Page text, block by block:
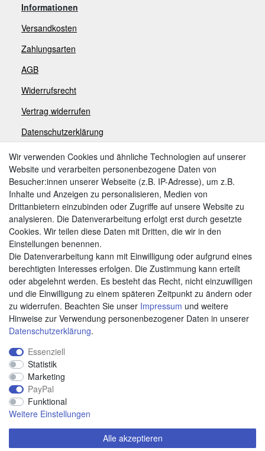
Informationen
Versandkosten
Zahlungsarten
AGB
Widerrufsrecht
Vertrag widerrufen
Datenschutzerklärung
Impressum
Zahlungsarten
Weitere Zahlungsarten:
Kauf auf Rechnung
Vorkasse
Hier sind wir
Wir verwenden Cookies und ähnliche Technologien auf unserer
Website und verarbeiten personenbezogene Daten von
Besucher:innen unserer Webseite (z.B. IP-Adresse), um z.B.
Inhalte und Anzeigen zu personalisieren, Medien von
Drittanbietern einzubinden oder Zugriffe auf unsere Website zu
analysieren. Die Datenverarbeitung erfolgt erst durch gesetzte
Cookies. Wir teilen diese Daten mit Dritten, die wir in den
Einstellungen benennen.
Die Datenverarbeitung kann mit Einwilligung oder aufgrund eines
berechtigten Interesses erfolgen. Die Zustimmung kann erteilt
oder abgelehnt werden. Es besteht das Recht, nicht einzuwilligen
und die Einwilligung zu einem späteren Zeitpunkt zu ändern oder
zu widerrufen. Beachten Sie unser Impressum und weitere
Hinweise zur Verwendung personenbezogener Daten in unserer
Daten­schutz­erklärung.
Essenziell
Statistik
Marketing
PayPal
Funktional
Weitere Einstellungen
Alle akzeptieren